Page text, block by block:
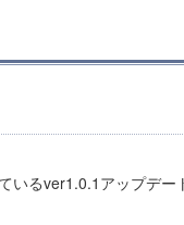
いるver1.0.1アップデ